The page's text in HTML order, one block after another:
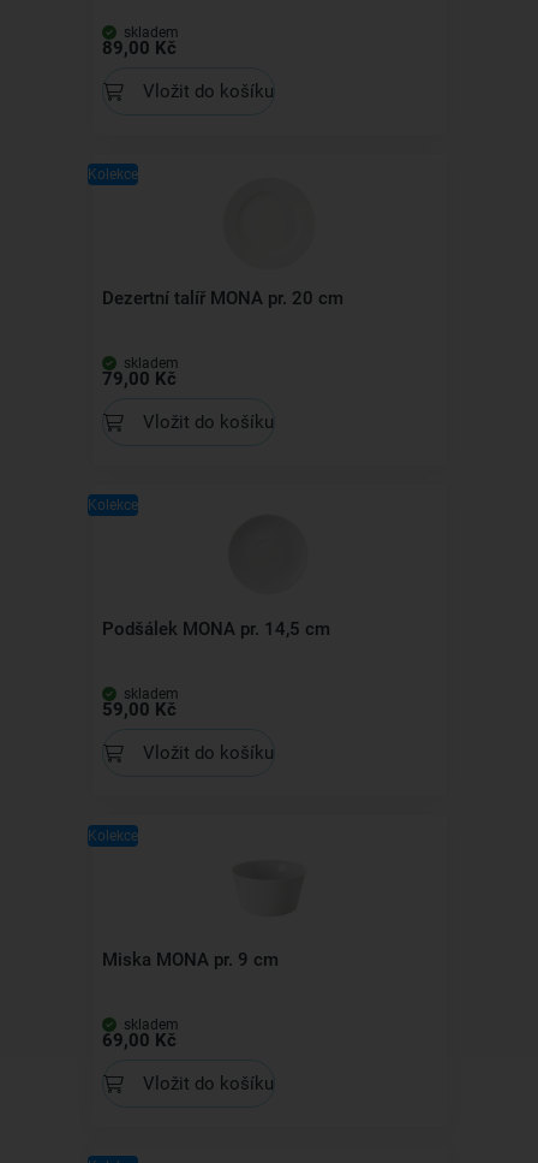
skladem
89,00 Kč
Vložit do košíku
Kolekce
Dezertní talíř MONA pr. 20 cm
skladem
79,00 Kč
Vložit do košíku
Kolekce
Podšálek MONA pr. 14,5 cm
skladem
59,00 Kč
Vložit do košíku
Kolekce
Miska MONA pr. 9 cm
skladem
69,00 Kč
Vložit do košíku